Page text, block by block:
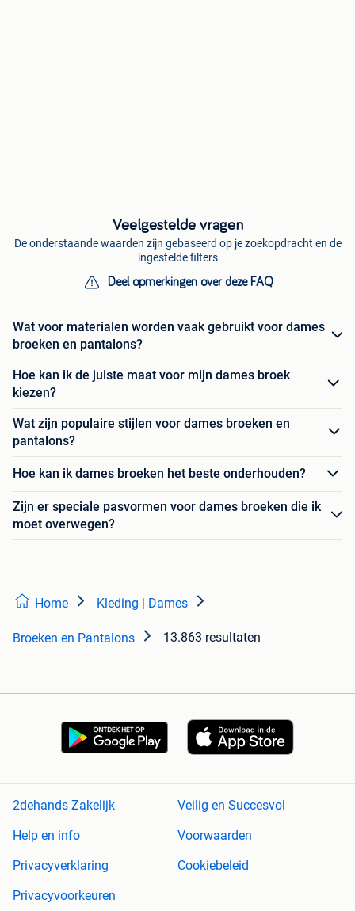
Veelgestelde vragen
De onderstaande waarden zijn gebaseerd op je zoekopdracht en de
ingestelde filters
Deel opmerkingen over deze FAQ
Wat voor materialen worden vaak gebruikt voor dames
broeken en pantalons?
Hoe kan ik de juiste maat voor mijn dames broek
kiezen?
Wat zijn populaire stijlen voor dames broeken en
pantalons?
Hoe kan ik dames broeken het beste onderhouden?
Zijn er speciale pasvormen voor dames broeken die ik
moet overwegen?
Home Kleding | Dames
Broeken en Pantalons 13.863 resultaten
2dehands Zakelijk
Veilig en Succesvol
Help en info
Voorwaarden
Privacyverklaring
Cookiebeleid
Privacyvoorkeuren